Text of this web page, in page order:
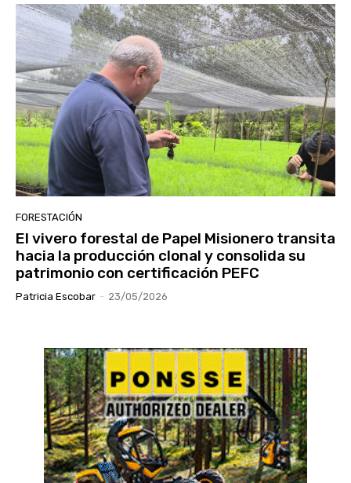
FORESTACIÓN
El vivero forestal de Papel Misionero transita
hacia la producción clonal y consolida su
patrimonio con certificación PEFC
Patricia Escobar - 23/05/2026